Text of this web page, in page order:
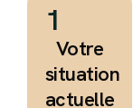
1
Votre
situation
actuelle